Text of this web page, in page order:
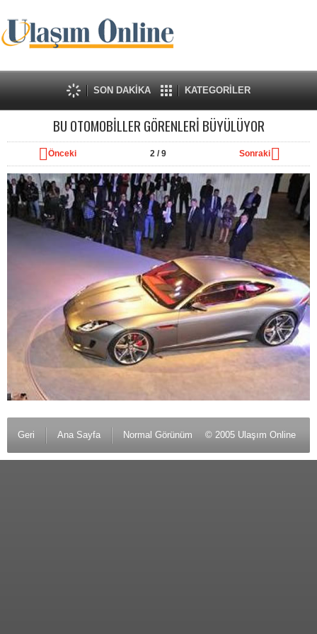
SON DAKİKA KATEGORİLER
BU OTOMOBİLLER GÖRENLERİ BÜYÜLÜYOR
Önceki 2 / 9 Sonraki
Geri Ana Sayfa Normal Görünüm © 2005 Ulaşım Online